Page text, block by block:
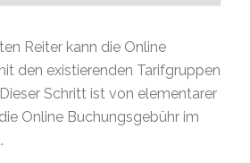
Reiter kann die Online
den existierenden Tarifgruppen
Schritt ist von elementarer
Online Buchungsgebühr im